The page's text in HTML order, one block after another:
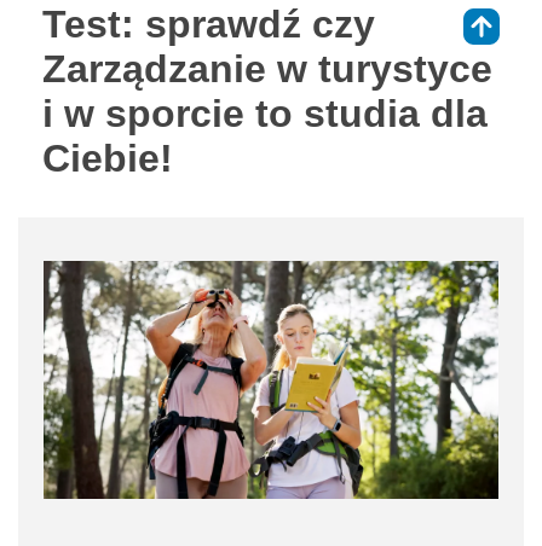
Test: sprawdź czy
Zarządzanie w turystyce
i w sporcie to studia dla
Ciebie!